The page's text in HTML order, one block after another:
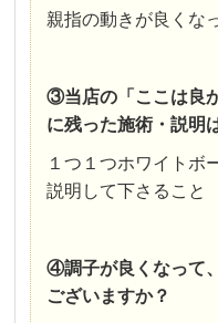
親指の動きが良くな
③当店の「ここは良
に残った施術・説明
１つ１つホワイトボ
説明して下さること
④調子が良くなって
ございますか？